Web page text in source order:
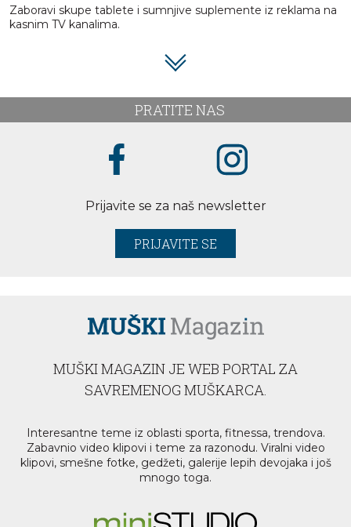
Zaboravi skupe tablete i sumnjive suplemente iz reklama na
kasnim TV kanalima.
PRATITE NAS
Prijavite se za naš newsletter
PRIJAVITE SE
MUŠKI MAGAZIN JE WEB PORTAL ZA
SAVREMENOG MUŠKARCA.
Interesantne teme iz oblasti sporta, fitnessa, trendova.
Zabavnio video klipovi i teme za razonodu. Viralni video
klipovi, smešne fotke, gedžeti, galerije lepih devojaka i još
mnogo toga.